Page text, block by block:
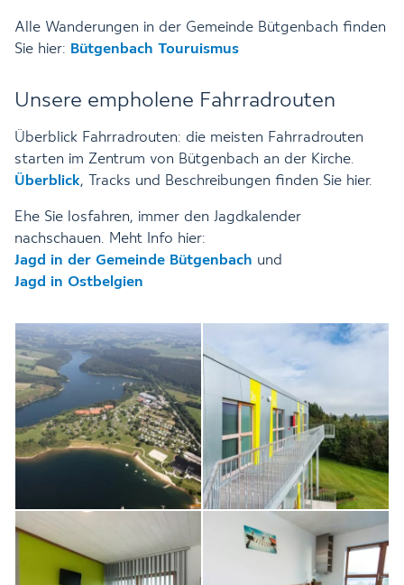
Alle Wanderungen in der Gemeinde Bütgenbach finden
Sie hier: Bütgenbach Touruismus
Unsere empholene Fahrradrouten
Überblick Fahrradrouten: die meisten Fahrradrouten
starten im Zentrum von Bütgenbach an der Kirche.
Überblick, Tracks und Beschreibungen finden Sie hier.
Ehe Sie losfahren, immer den Jagdkalender
nachschauen. Meht Info hier:
Jagd in der Gemeinde Bütgenbach und
Jagd in Ostbelgien